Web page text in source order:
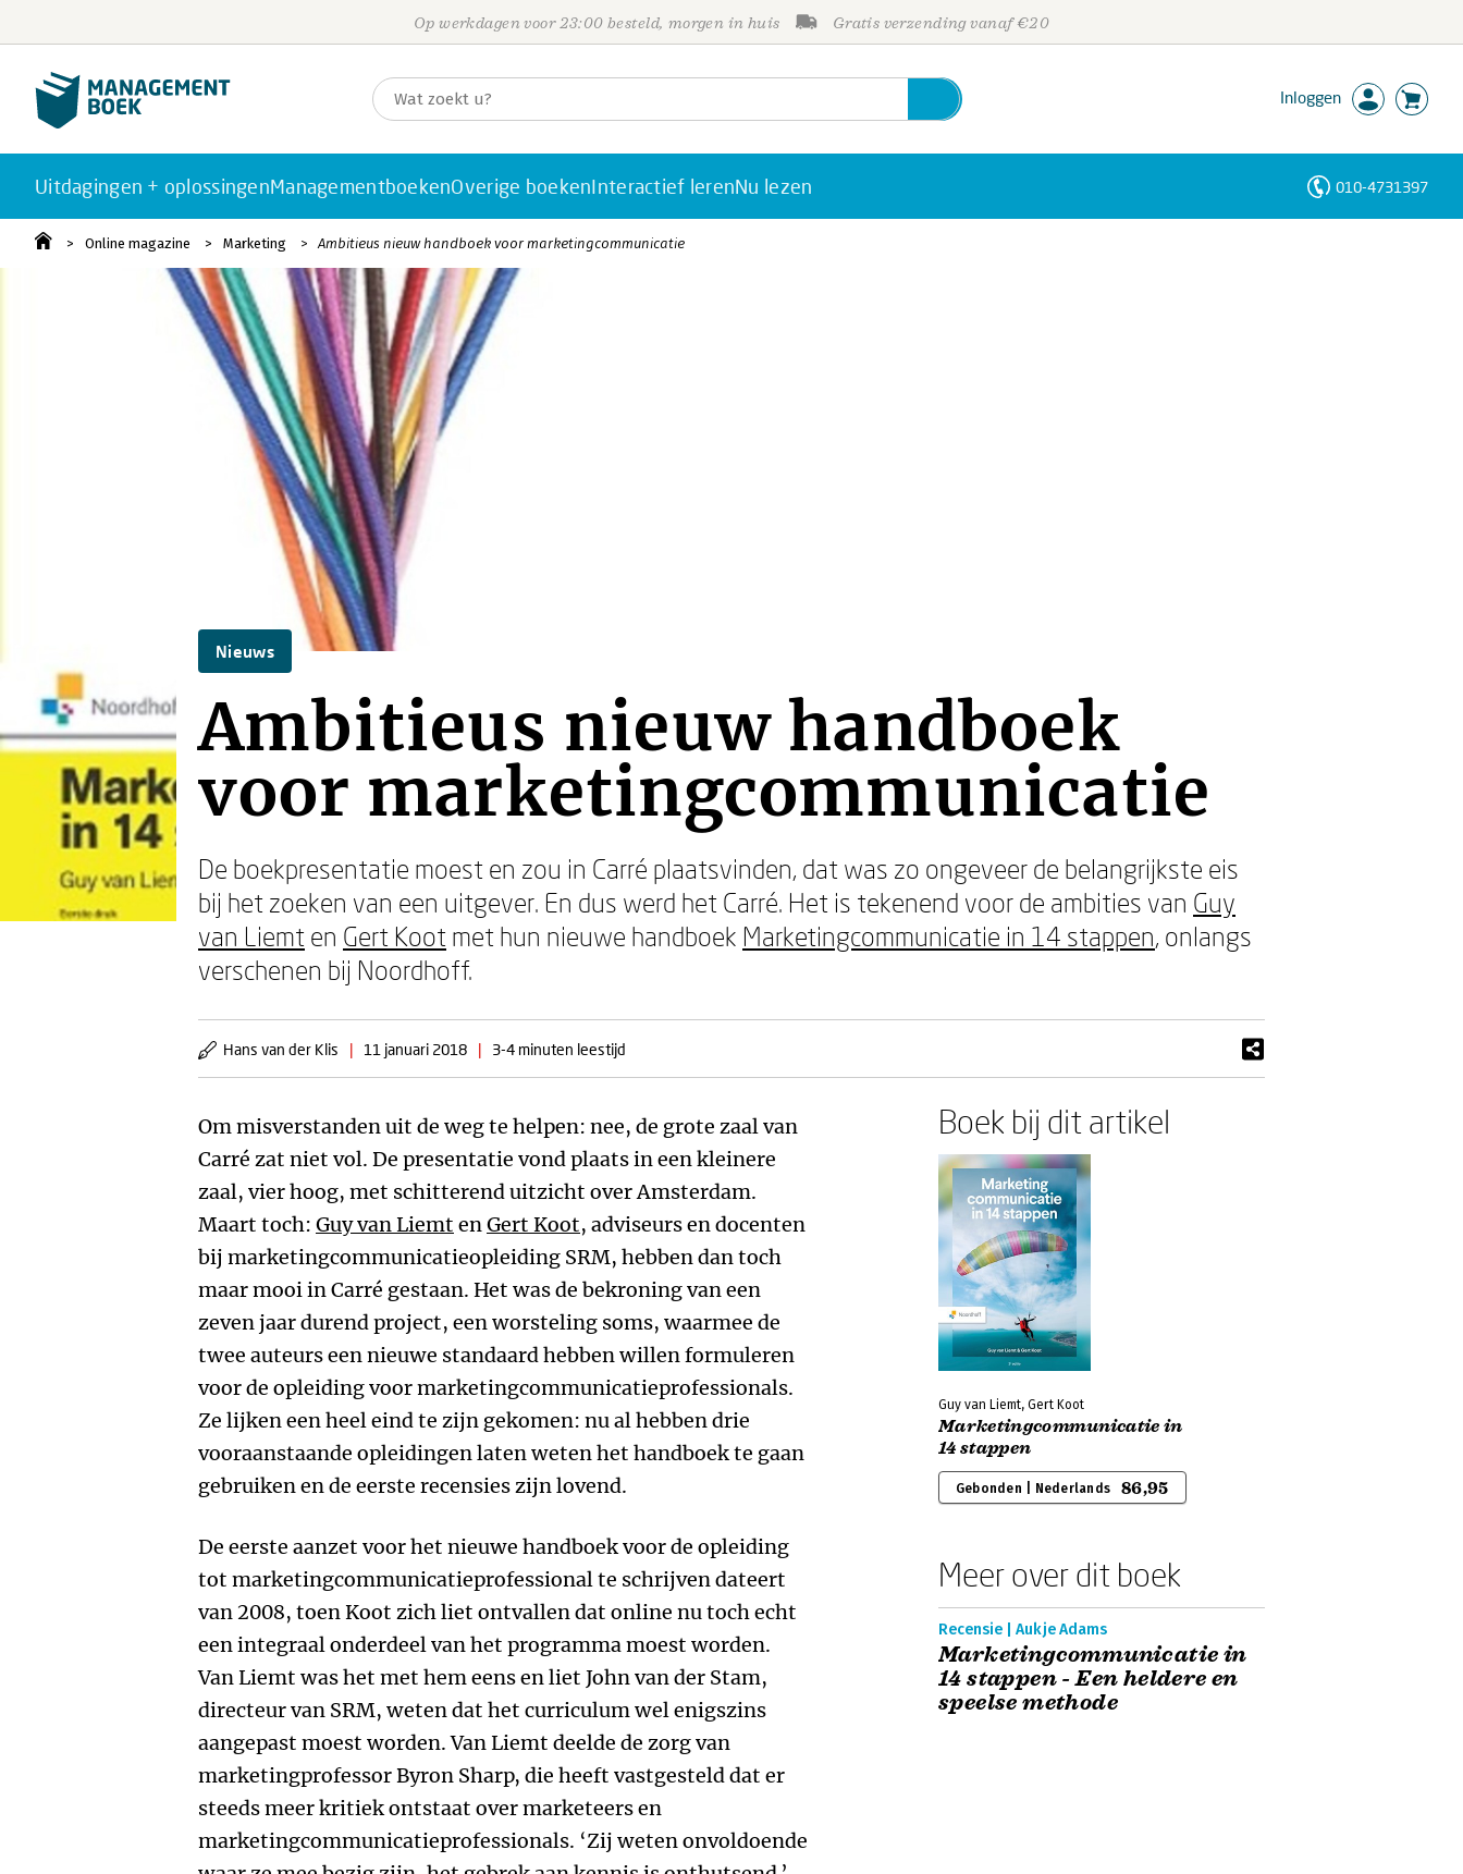
Op werkdagen voor 23:00 besteld, morgen in huis Gratis verzending vanaf €20
Inloggen
Uitdagingen + oplossingenManagementboekenOverige boekenInteractief lerenNu lezen 010-4731397
Online magazine Marketing Ambitieus nieuw handboek voor marketingcommunicatie
Nieuws
Ambitieus nieuw handboek
voor marketingcommunicatie
De boekpresentatie moest en zou in Carré plaatsvinden, dat was zo ongeveer de belangrijkste eis
bij het zoeken van een uitgever. En dus werd het Carré. Het is tekenend voor de ambities van Guy
van Liemt en Gert Koot met hun nieuwe handboek Marketingcommunicatie in 14 stappen, onlangs
verschenen bij Noordhoff.
Hans van der Klis | 11 januari 2018 | 3-4 minuten leestijd
Om misverstanden uit de weg te helpen: nee, de grote zaal van
Carré zat niet vol. De presentatie vond plaats in een kleinere
zaal, vier hoog, met schitterend uitzicht over Amsterdam.
Maart toch: Guy van Liemt enGert Koot, adviseurs en docenten
bij marketingcommunicatieopleiding SRM, hebben dan toch
maar mooi in Carré gestaan. Het was de bekroning van een
zeven jaar durend project, een worsteling soms, waarmee de
twee auteurs een nieuwe standaard hebben willen formuleren
voor de opleiding voor marketingcommunicatieprofessionals.
Ze lijken een heel eind te zijn gekomen: nu al hebben drie
vooraanstaande opleidingen laten weten het handboek te gaan
gebruiken en de eerste recensies zijn lovend.
De eerste aanzet voor het nieuwe handboek voor de opleiding
tot marketingcommunicatieprofessional te schrijven dateert
van 2008, toen Koot zich liet ontvallen dat online nu toch echt
een integraal onderdeel van het programma moest worden.
Van Liemt was het met hem eens en liet John van der Stam,
directeur van SRM, weten dat het curriculum wel enigszins
aangepast moest worden. Van Liemt deelde de zorg van
marketingprofessor Byron Sharp, die heeft vastgesteld dat er
steeds meer kritiek ontstaat over marketeers en
marketingcommunicatieprofessionals. ‘Zij weten onvoldoende
Boek bij dit artikel
Guy van Liemt, Gert Koot
Marketingcommunicatie in
14 stappen
Gebonden | Nederlands 86,95
Meer over dit boek
Recensie | Aukje Adams
Marketingcommunicatie in
14 stappen - Een heldere en
speelse methode
Personen